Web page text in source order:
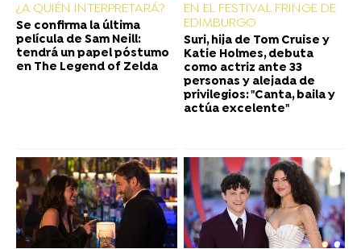
¿A QUIÉN INTERPRETARÁ?
Se confirma la última
película de Sam Neill:
tendrá un papel póstumo
en The Legend of Zelda
EN EL FESTIVAL FRINGE DE
EDIMBURGO
Suri, hija de Tom Cruise y
Katie Holmes, debuta
como actriz ante 33
personas y alejada de
privilegios: "Canta, baila y
actúa excelente"